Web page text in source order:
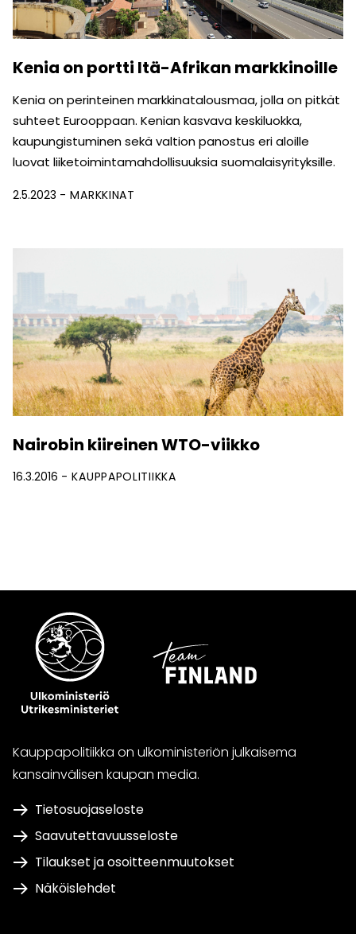
Kenia on portti Itä-Afrikan markkinoille
Kenia on perinteinen markkinatalousmaa, jolla on pitkät
suhteet Eurooppaan. Kenian kasvava keskiluokka,
kaupungistuminen sekä valtion panostus eri aloille
luovat liiketoimintamahdollisuuksia suomalaisyrityksille.
2.5.2023 MARKKINAT
Nairobin kiireinen WTO-viikko
16.3.2016 KAUPPAPOLITIIKKA
Kauppapolitiikka on ulkoministeriön julkaisema
kansainvälisen kaupan media.
Tietosuojaseloste
Saavutettavuusseloste
Tilaukset ja osoitteenmuutokset
Näköislehdet